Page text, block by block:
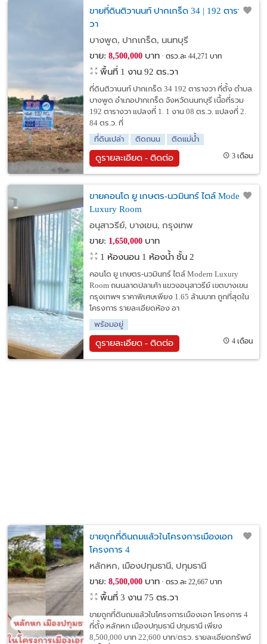
ขายที่ดินติวานนท์ ปากเกร็ด 34 | 192 ตาราง
วา
บางพูด, ปากเกร็ด, นนทบุรี
ขาย: 8,500,000บาท ตรว.ละ 44,271 บาท
พื้นที่ 1 งาน 92 ตร.วา
ที่ดินติวานนท์ ปากเกร็ด 34 192 ตารางวา ที่ตั้ง ตำบล
บางพูด อำเภอปากเกร็ด จังหวัดนนทบุรี เนื้อที่รวม
192 ตารางวา แปลงที่ 1. 1 งาน 08 ตร.ว. แปลงที่ 2.
84 ตร.ว. ที่
ที่ดินเปล่า
ติดถนน ติดแม่น้ำ
ดูรายละเอียด - ติดต่อ 3 เดือน
ขายคอนโด ยู เกษตร-นวมินทร์ ไตล์ Modern
Luxury Room
อนุสาวรีย์, บางเขน, กรุงเทพ
ขาย: 1,650,000บาท
1 ห้องนอน 1 ห้องน้ำ ชั้น 2
คอนโด ยู เกษตร-นวมินทร์ ไตล์ Modern Luxury
Room ถนนลาดปลาเค้า แขวงอนุสาวรีย์ เขตบางเขน
กรุงเทพฯ ราคาพิเศษเพียง 1.65 ล้านบาท ถูกที่สุดใน
โครงการ รายละเอียดห้อง อา
พร้อมอยู่
ดูรายละเอียด - ติดต่อ 4 เดือน
ขายถูกที่ดินถมแล้วในโครงการเมืองเอก
โครงการ 4
หลักหก, เมืองปทุมธานี, ปทุมธานี
ขาย: 8,500,000บาท ตรว.ละ 22,667 บาท
พื้นที่ 3 งาน 75 ตร.วา
ขายถูกที่ดินถมแล้วในโครงการเมืองเอก โครงการ 4
ที่ตั้ง หลักหก เมืองปทุมธานี ปทุมธานี เพียง
8,500,000 บาท 22,600 บาท/ตรว. รายละเอียดทรัพย์